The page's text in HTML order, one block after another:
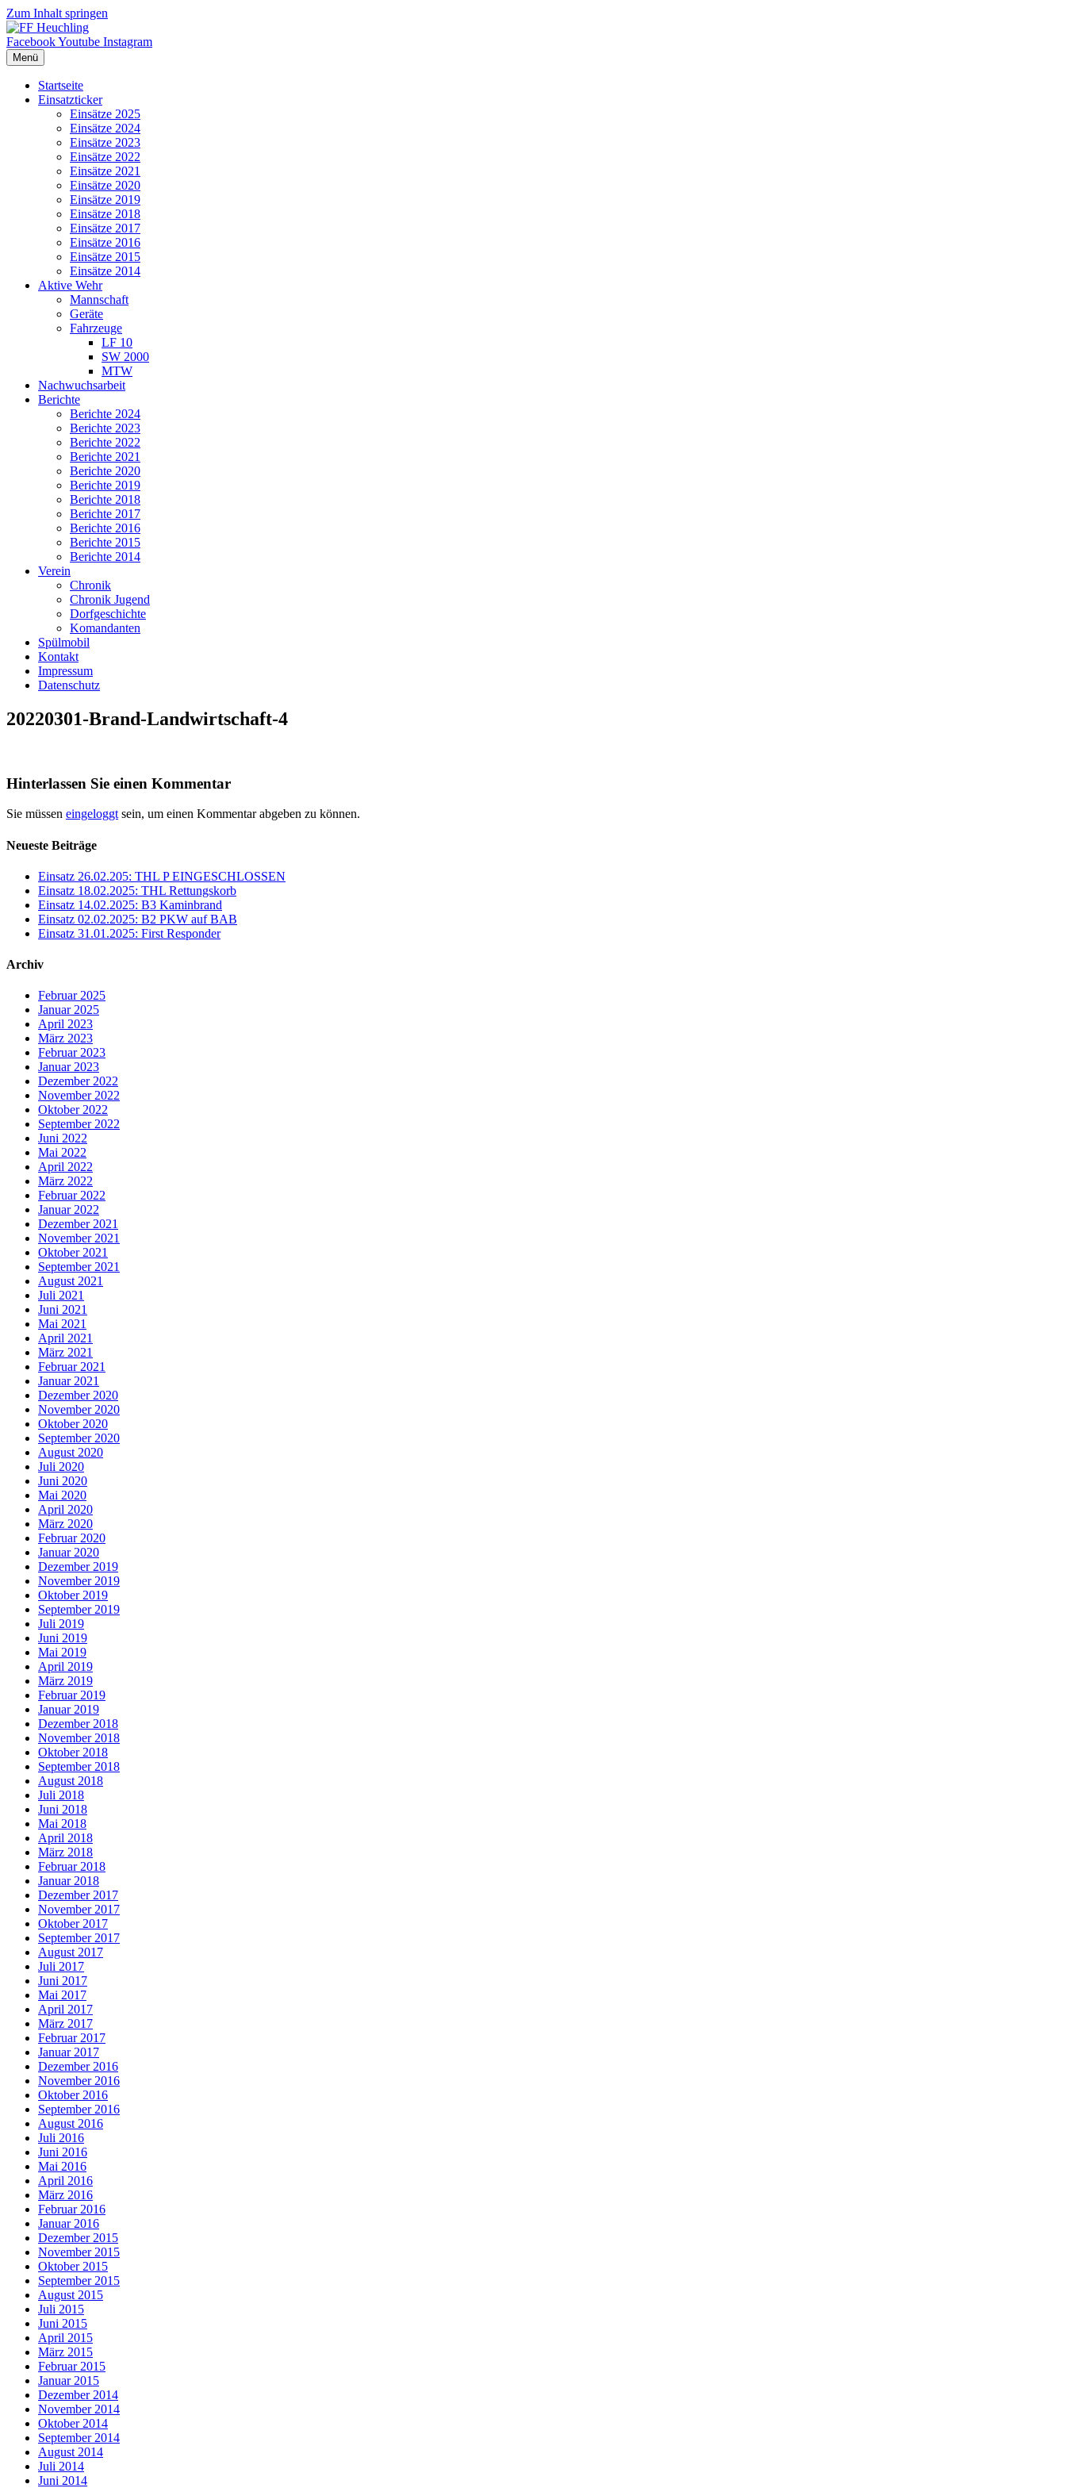
Zum Inhalt springen
FacebookYoutube Instagram
Menü
Startseite
Einsatzticker
Einsätze 2025
Einsätze 2024
Einsätze 2023
Einsätze 2022
Einsätze 2021
Einsätze 2020
Einsätze 2019
Einsätze 2018
Einsätze 2017
Einsätze 2016
Einsätze 2015
Einsätze 2014
Aktive Wehr
Mannschaft
Geräte
Fahrzeuge
LF 10
SW 2000
MTW
Nachwuchsarbeit
Berichte
Berichte 2024
Berichte 2023
Berichte 2022
Berichte 2021
Berichte 2020
Berichte 2019
Berichte 2018
Berichte 2017
Berichte 2016
Berichte 2015
Berichte 2014
Verein
Chronik
Chronik Jugend
Dorfgeschichte
Komandanten
Spülmobil
Kontakt
Impressum
Datenschutz
20220301-Brand-Landwirtschaft-4
Hinterlassen Sie einen Kommentar
Sie müssen eingeloggt sein, um einen Kommentar abgeben zu können.
Neueste Beiträge
Einsatz 26.02.205: THL P EINGESCHLOSSEN
Einsatz 18.02.2025: THL Rettungskorb
Einsatz 14.02.2025: B3 Kaminbrand
Einsatz 02.02.2025: B2 PKW auf BAB
Einsatz 31.01.2025: First Responder
Archiv
Februar 2025
Januar 2025
April 2023
März 2023
Februar 2023
Januar 2023
Dezember 2022
November 2022
Oktober 2022
September 2022
Juni 2022
Mai 2022
April 2022
März 2022
Februar 2022
Januar 2022
Dezember 2021
November 2021
Oktober 2021
September 2021
August 2021
Juli 2021
Juni 2021
Mai 2021
April 2021
März 2021
Februar 2021
Januar 2021
Dezember 2020
November 2020
Oktober 2020
September 2020
August 2020
Juli 2020
Juni 2020
Mai 2020
April 2020
März 2020
Februar 2020
Januar 2020
Dezember 2019
November 2019
Oktober 2019
September 2019
Juli 2019
Juni 2019
Mai 2019
April 2019
März 2019
Februar 2019
Januar 2019
Dezember 2018
November 2018
Oktober 2018
September 2018
August 2018
Juli 2018
Juni 2018
Mai 2018
April 2018
März 2018
Februar 2018
Januar 2018
Dezember 2017
November 2017
Oktober 2017
September 2017
August 2017
Juli 2017
Juni 2017
Mai 2017
April 2017
März 2017
Februar 2017
Januar 2017
Dezember 2016
November 2016
Oktober 2016
September 2016
August 2016
Juli 2016
Juni 2016
Mai 2016
April 2016
März 2016
Februar 2016
Januar 2016
Dezember 2015
November 2015
Oktober 2015
September 2015
August 2015
Juli 2015
Juni 2015
April 2015
März 2015
Februar 2015
Januar 2015
Dezember 2014
November 2014
Oktober 2014
September 2014
August 2014
Juli 2014
Juni 2014